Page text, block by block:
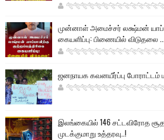
🐅🐅🐅🐅🐅🐅🐆🐆🐆🐆🐆🐆🐆🐆
முன்னாள் அமைச்சர் லக்ஷ்மன்
கையளிப்பு: பிணையில் விடுதலை
🐅🐅🐅🐅🐅🐅🐆🐆🐆🐆🐆🐆🐆🐆
ஜனநாயக கவனயீர்ப்பு போராட்டம்
🐅🐅🐅🐅🐅🐅🐆🐆🐆🐆🐆🐆🐆🐆
இலங்கையில் 146 சட்டவிரோத
முடக்குமாறு உத்தரவு..!